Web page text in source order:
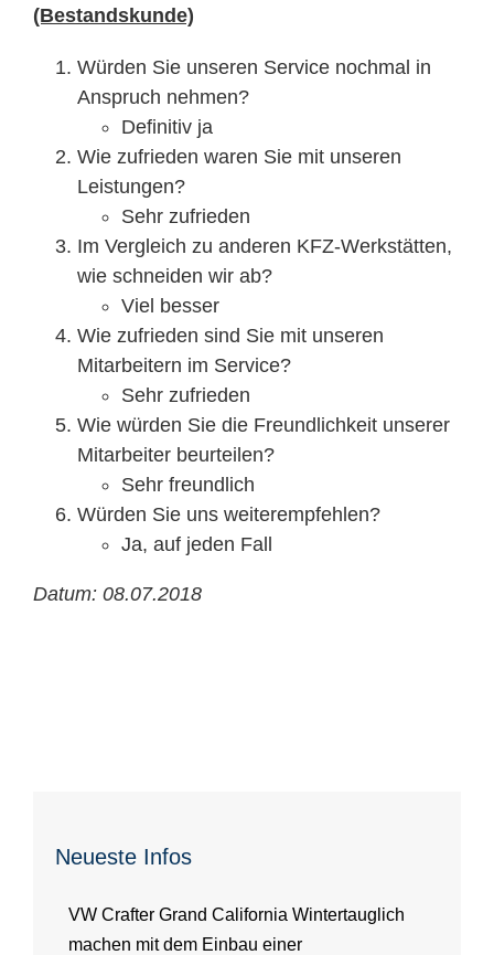
Technische Infos
Kontakt & Anfahrt
(Bestandskunde)
Würden Sie unseren Service nochmal in
Anspruch nehmen?
Definitiv ja
Wie zufrieden waren Sie mit unseren
Leistungen?
Sehr zufrieden
Im Vergleich zu anderen KFZ-Werkstätten,
wie schneiden wir ab?
Viel besser
Wie zufrieden sind Sie mit unseren
Mitarbeitern im Service?
Sehr zufrieden
Wie würden Sie die Freundlichkeit unserer
Mitarbeiter beurteilen?
Sehr freundlich
Würden Sie uns weiterempfehlen?
Ja, auf jeden Fall
Datum: 08.07.2018
Neueste Infos
VW Crafter Grand California Wintertauglich
machen mit dem Einbau einer